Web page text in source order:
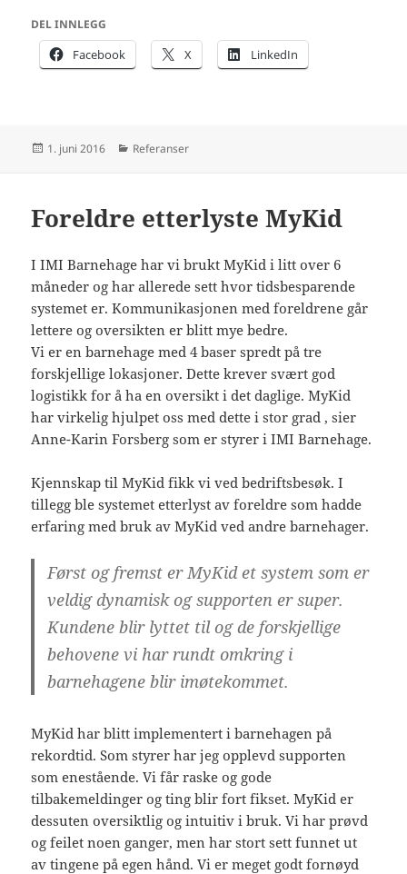
DEL INNLEGG
Facebook X LinkedIn
Publisert
1. juni 2016 Kategorier
Referanser
Foreldre etterlyste MyKid
I IMI Barnehage har vi brukt MyKid i litt over 6
måneder og har allerede sett hvor tidsbesparende
systemet er. Kommunikasjonen med foreldrene går
lettere og oversikten er blitt mye bedre.
Vi er en barnehage med 4 baser spredt på tre
forskjellige lokasjoner. Dette krever svært god
logistikk for å ha en oversikt i det daglige. MyKid
har virkelig hjulpet oss med dette i stor grad , sier
Anne-Karin Forsberg som er styrer i IMI Barnehage.
Kjennskap til MyKid fikk vi ved bedriftsbesøk. I
tillegg ble systemet etterlyst av foreldre som hadde
erfaring med bruk av MyKid ved andre barnehager.
Først og fremst er MyKid et system som er
veldig dynamisk og supporten er super.
Kundene blir lyttet til og de forskjellige
behovene vi har rundt omkring i
barnehagene blir imøtekommet.
MyKid har blitt implementert i barnehagen på
rekordtid. Som styrer har jeg opplevd supporten
som enestående. Vi får raske og gode
tilbakemeldinger og ting blir fort fikset. MyKid er
dessuten oversiktlig og intuitiv i bruk. Vi har prøvd
og feilet noen ganger, men har stort sett funnet ut
av tingene på egen hånd. Vi er meget godt fornøyd